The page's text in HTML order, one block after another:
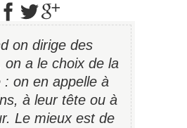
on dirige des
on a le choix de la
: on en appelle à
à leur tête ou à
Le mieux est de